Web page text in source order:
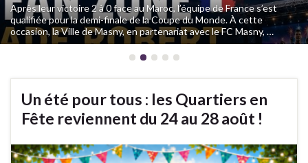
Après leur victoire 2 à 0 face au Maroc, l’équipe de France s’est
qualifiée pour la demi-finale de la Coupe du Monde. À cette
occasion, la Ville de Masny, en partenariat avec le FC Masny, …
Un été pour tous : les Quartiers en
Fête reviennent du 24 au 28 août !